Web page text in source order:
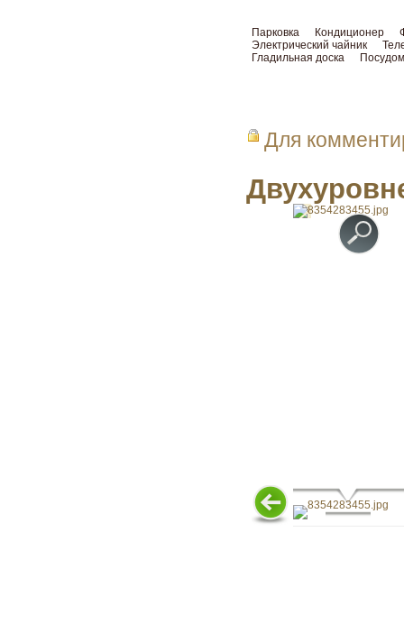
Парковка Кондиционер
Электрический чайник
Гладильная доска
Для